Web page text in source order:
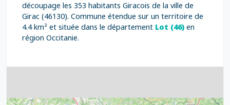
découpage les 353 habitants Giracois de la ville de
Girac (46130). Commune étendue sur un territoire de
4.4 km² et située dans le département Lot (46) en
région Occitanie.